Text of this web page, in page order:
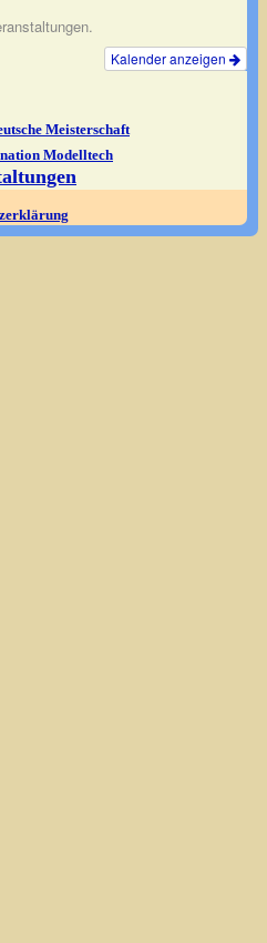
Kalender anzeigen
Meisterschaft
Modelltech